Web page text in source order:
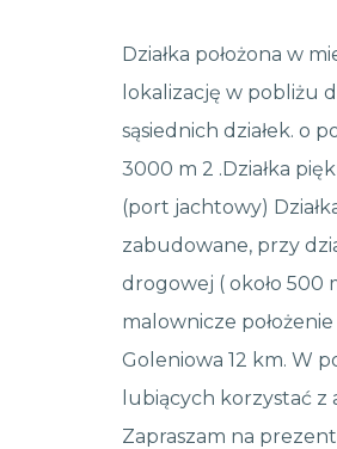
Działka położona w
lokalizację w pobliżu
sąsiednich działek. o
3000 m 2 .Działka
(port jachtowy)
zabudowane, przy
drogowej ( około 500
malownicze
Goleniowa 12 km. W
lubiących korzystać
Zapraszam na